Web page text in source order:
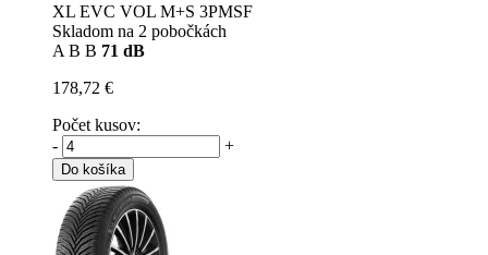
XL EVC VOL M+S 3PMSF
Skladom na 2 pobočkách
A B B 71 dB
178,72 €
Počet kusov:
-
+
Do košíka